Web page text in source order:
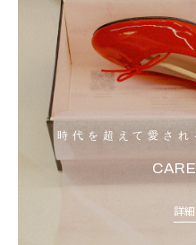
時代を超えて愛され
詳